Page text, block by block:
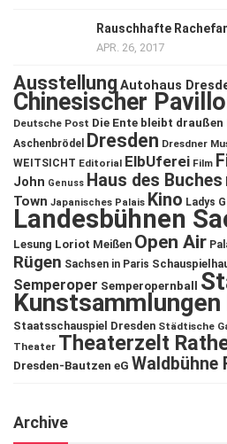
Rauschhafte
APR. 26, 2017
Ausstellung Autohaus
Chinesischer
Deutsche Post Die Ente bleibt draußen
Aschenbrödel
Dresden Dresdner
WEITSICHT Editorial ElbUferei Film
John Genuss Haus des Buches
Town Japanisches Palais Kino Ladys
Landesbühnen
Lesung Loriot Meißen Open Air
Rügen Sachsen in Paris
Semperoper Semperopernball
Kunstsammlungen
Staatsschauspiel Dresden Städtische
Theater Theaterzelt
Dresden-Bautzen eG Waldbühne
Archive